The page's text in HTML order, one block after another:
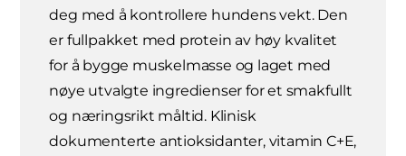
deg med å kontrollere hundens vekt. Den
er fullpakket med protein av høy kvalitet
for å bygge muskelmasse og laget med
nøye utvalgte ingredienser for et smakfullt
og næringsrikt måltid. Klinisk
dokumenterte antioksidanter, vitamin C+E,